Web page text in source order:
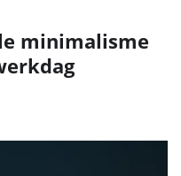
minimalisme